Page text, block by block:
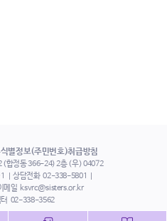
별정보(주민번호)취급방침
(합정동 366-24) 2층 (우) 04072
상담전화 02-338-5801
메일 ksvrc@sisters.or.kr
02-338-3562